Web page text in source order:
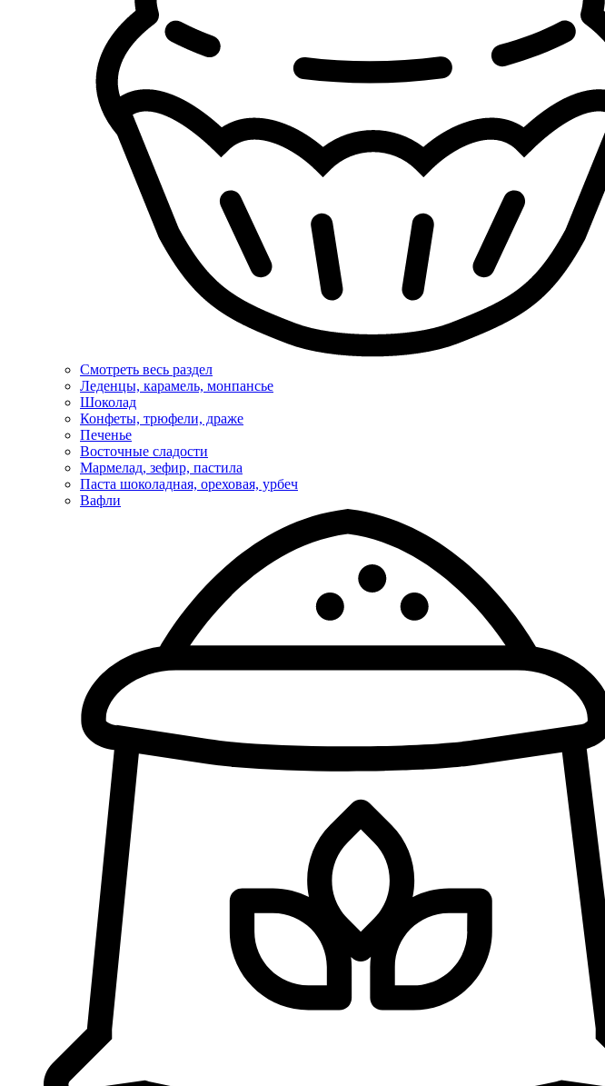
Смотреть весь раздел
Леденцы, карамель, монпансье
Шоколад
Конфеты, трюфели, драже
Печенье
Восточные сладости
Мармелад, зефир, пастила
Паста шоколадная, ореховая, урбеч
Вафли